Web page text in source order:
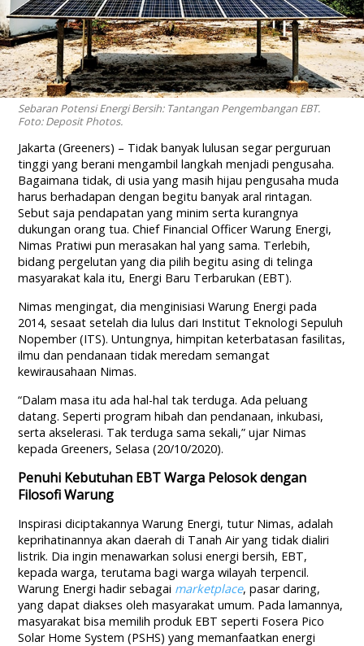
Sebaran Potensi Energi Bersih: Tantangan Pengembangan EBT.
Foto: Deposit Photos.
Jakarta (Greeners) – Tidak banyak lulusan segar perguruan
tinggi yang berani mengambil langkah menjadi pengusaha.
Bagaimana tidak, di usia yang masih hijau pengusaha muda
harus berhadapan dengan begitu banyak aral rintagan.
Sebut saja pendapatan yang minim serta kurangnya
dukungan orang tua. Chief Financial Officer Warung Energi,
Nimas Pratiwi pun merasakan hal yang sama. Terlebih,
bidang pergelutan yang dia pilih begitu asing di telinga
masyarakat kala itu, Energi Baru Terbarukan (EBT).
Nimas mengingat, dia menginisiasi Warung Energi pada
2014, sesaat setelah dia lulus dari Institut Teknologi Sepuluh
Nopember (ITS). Untungnya, himpitan keterbatasan fasilitas,
ilmu dan pendanaan tidak meredam semangat
kewirausahaan Nimas.
“Dalam masa itu ada hal-hal tak terduga. Ada peluang
datang. Seperti program hibah dan pendanaan, inkubasi,
serta akselerasi. Tak terduga sama sekali,” ujar Nimas
kepada Greeners, Selasa (20/10/2020).
Penuhi Kebutuhan EBT Warga Pelosok dengan
Filosofi Warung
Inspirasi diciptakannya Warung Energi, tutur Nimas, adalah
keprihatinannya akan daerah di Tanah Air yang tidak dialiri
listrik. Dia ingin menawarkan solusi energi bersih, EBT,
kepada warga, terutama bagi warga wilayah terpencil.
Warung Energi hadir sebagai marketplace, pasar daring,
yang dapat diakses oleh masyarakat umum. Pada lamannya,
masyarakat bisa memilih produk EBT seperti Fosera Pico
Solar Home System (PSHS) yang memanfaatkan energi